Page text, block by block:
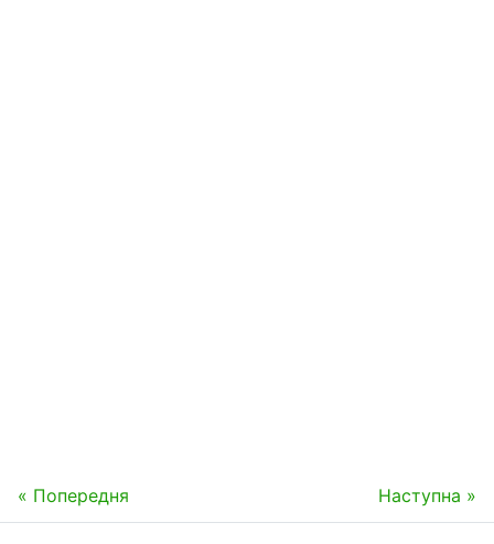
« Попередня Наступна »